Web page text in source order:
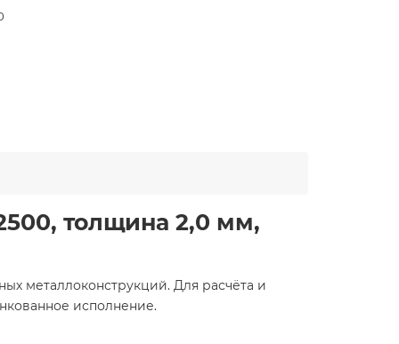
толщина 2,0 мм,
металлоконструкций. Для расчёта и
исполнение.